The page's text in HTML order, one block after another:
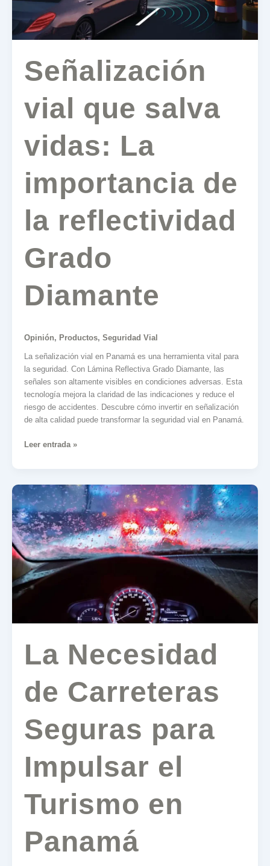
Señalización
vial que salva
vidas: La
importancia de
la reflectividad
Grado
Diamante
Opinión, Productos, Seguridad Vial
La señalización vial en Panamá es una herramienta vital para
la seguridad. Con Lámina Reflectiva Grado Diamante, las
señales son altamente visibles en condiciones adversas. Esta
tecnología mejora la claridad de las indicaciones y reduce el
riesgo de accidentes. Descubre cómo invertir en señalización
de alta calidad puede transformar la seguridad vial en Panamá.
reflectividad
Grado
Leer entrada »
La Necesidad
de Carreteras
Seguras para
Impulsar el
Turismo en
Panamá
La
Necesidad
de
Carreteras
Seguras
para
Impulsar
el
Turismo